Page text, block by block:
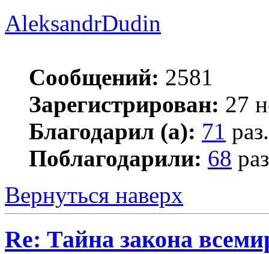
AleksandrDudin
Сообщений: 2581
Зарегистрирован: 27
Благодарил (а): 71 раз.
Поблагодарили: 68
Вернуться наверх
Re: Тайна закона